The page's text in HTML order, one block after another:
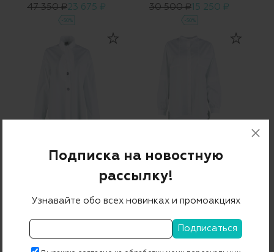
47 350 ₽23 675 ₽
-50%
30 500 ₽15 250 ₽
-50%
9 725 ₽
-50%
Рубашка
19 450 ₽
Подписка на новостную
рассылку!
Узнавайте обо всех новинках и промоакциях